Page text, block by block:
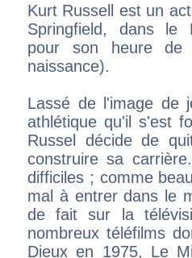
Kurt Russell est un
Springfield, dans le
pour son heure de
naissance).
Lassé de l'image de
athlétique qu'il s'est
Russel décide de
construire sa
difficiles ; comme
mal à entrer dans le
de fait sur la
nombreux téléfilms
Dieux en 1975, Le